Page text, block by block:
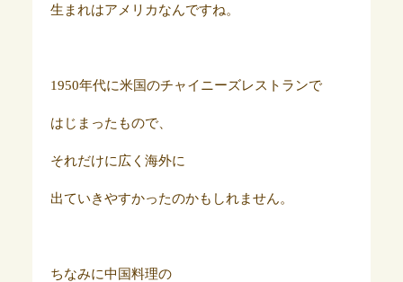
生まれはアメリカなんですね。
1950年代に米国のチャイニーズレストランで
はじまったもので、
それだけに広く海外に
出ていきやすかったのかもしれません。
ちなみに中国料理の